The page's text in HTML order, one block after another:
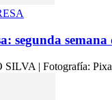
segunda semana
| Fotografía: